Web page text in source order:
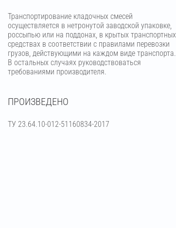
серебристо-серый
супер-белый темно-серый
фисташковый
шоколадный
Транспортирование кладочных смесей
осуществляется в нетронутой заводской упаковке,
россыпью или на поддонах, в крытых транспортных
средствах в соответствии с правилами перевозки
грузов, действующими на каждом виде транспорта.
В остальных случаях руководствоваться
требованиями производителя.
ПРОИЗВЕДЕНО
ТУ 23.64.10-012-51160834-2017